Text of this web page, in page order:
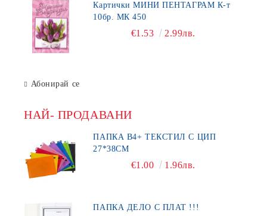
Картички МИНИ ПЕНТАГРАМ К-т
10бр. МК 450
€1.53 2.99лв.
Абонирай се
НАЙ- ПРОДАВАНИ
ПАПКА В4+ ТЕКСТИЛ С ЦИП
27*38СМ
€1.00 1.96лв.
ПАПКА ДЕЛО С ПЛАТ !!!